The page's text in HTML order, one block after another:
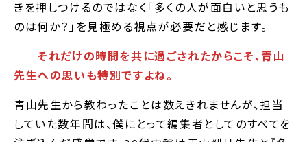
きを押しつけるのではなく｢多くの人が面白いと思うも
のは何か？｣を見極める視点が必要だと感じます。
──それだけの時間を共に過ごされたからこそ、青山
先生への思いも特別ですよね。
青山先生から教わったことは数えきれませんが、担当
していた数年間は、僕にとって編集者としてのすべてを